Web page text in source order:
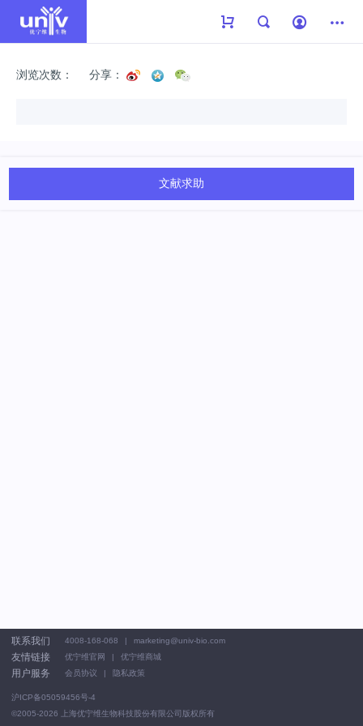
浏览次数： 分享：
文献求助
联系我们 4008-168-068 marketing@univ-bio.com
友情链接 优宁维官网 优宁维商城
用户服务 会员协议 隐私政策
沪ICP备05059456号-4
©2005-2026 上海优宁维生物科技股份有限公司版权所有